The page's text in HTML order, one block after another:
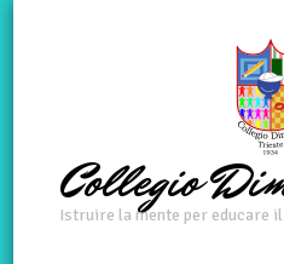
Collegio
Istruire la mente per educare